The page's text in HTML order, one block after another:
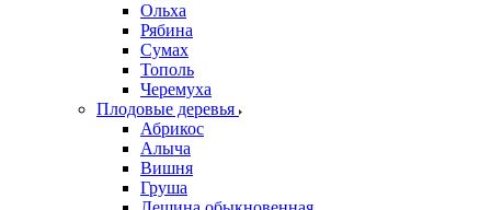
Ольха
Рябина
Сумах
Тополь
Черемуха
Плодовые деревья
Абрикос
Алыча
Вишня
Груша